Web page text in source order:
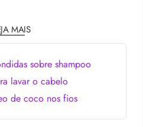
MAIS
sobre shampoo
lavar o cabelo
de coco nos fios